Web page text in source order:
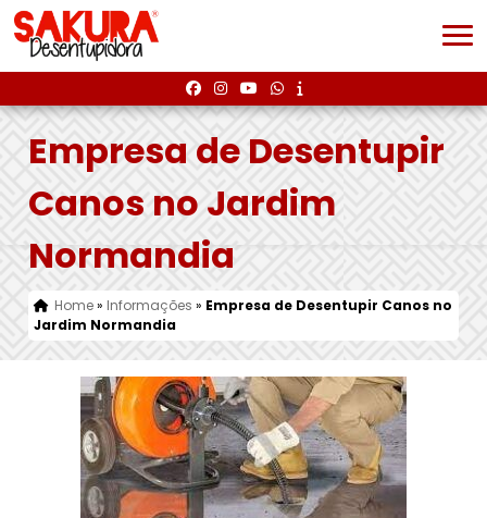
Empresa de Desentupir
Canos no Jardim
Normandia
Home» Informações » Empresa de Desentupir Canos no
Jardim Normandia